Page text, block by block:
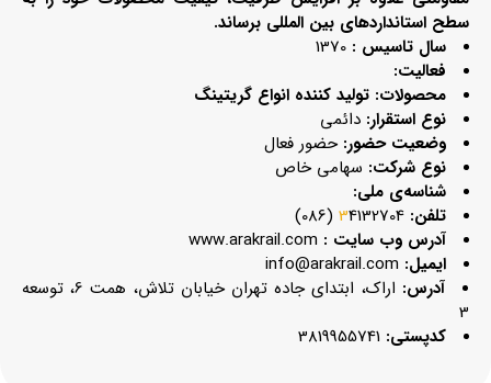
سطح استانداردهای بین المللی برساند.
سال تاسیس :
فعالیت:
محصولات: تولید کننده انواع گریتینگ
نوع استقرار: دائمی
وضعیت حضور: حضور فعال
نوع شرکت: سهامی خاص
شناسه‌ی ملی:
تلفن:
34132704 (086)
آدرس وب سایت :
ایمیل:
آدرس:
اراک، ابتدای جاده تهران خیابان تلاش، همت 6، توسعه
3
کدپستی: